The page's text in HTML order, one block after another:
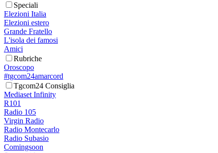
Speciali
Elezioni Italia
Elezioni estero
Grande Fratello
L'isola dei famosi
Amici
Rubriche
Oroscopo
#tgcom24amarcord
Tgcom24 Consiglia
Mediaset Infinity
R101
Radio 105
Virgin Radio
Radio Montecarlo
Radio Subasio
Comingsoon